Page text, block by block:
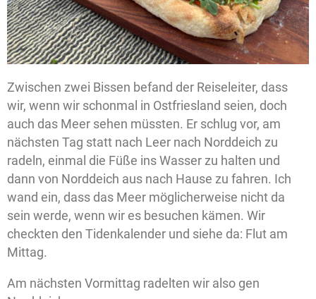
Zwischen zwei Bissen befand der Reiseleiter, dass
wir, wenn wir schonmal in Ostfriesland seien, doch
auch das Meer sehen müssten. Er schlug vor, am
nächsten Tag statt nach Leer nach Norddeich zu
radeln, einmal die Füße ins Wasser zu halten und
dann von Norddeich aus nach Hause zu fahren. Ich
wand ein, dass das Meer möglicherweise nicht da
sein werde, wenn wir es besuchen kämen. Wir
checkten den Tidenkalender und siehe da: Flut am
Mittag.
Am nächsten Vormittag radelten wir also gen